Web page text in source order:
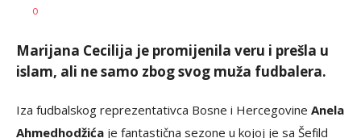
AUTOR
0
Marijana Cecilija je promijenila veru i prešla u
islam, ali ne samo zbog svog muža fudbalera.
Iza fudbalskog reprezentativca Bosne i Hercegovine Anela
Ahmedhodžića je fantastična sezone u kojoj je sa Šefild